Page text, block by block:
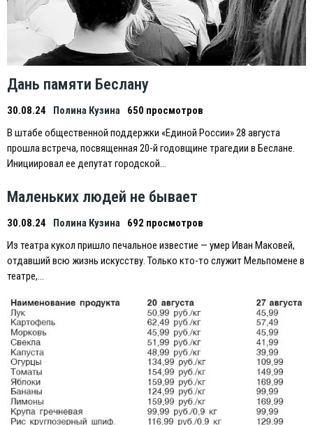
Дань памяти Беслану
30.08.24 Полина Кузина
650 просмотров
В штабе общественной поддержки «Eдиной России» 28 августа
прошла встреча, посвященная 20-й годовщине трагедии в Беслане.
Инициировал ее депутат городской…
Маленьких людей не бывает
30.08.24 Полина Кузина
692 просмотров
Из театра кукол пришло печальное известие — умер Иван Маковей,
отдавший всю жизнь искусству. Только кто-то служит Мельпомене в
театре,…